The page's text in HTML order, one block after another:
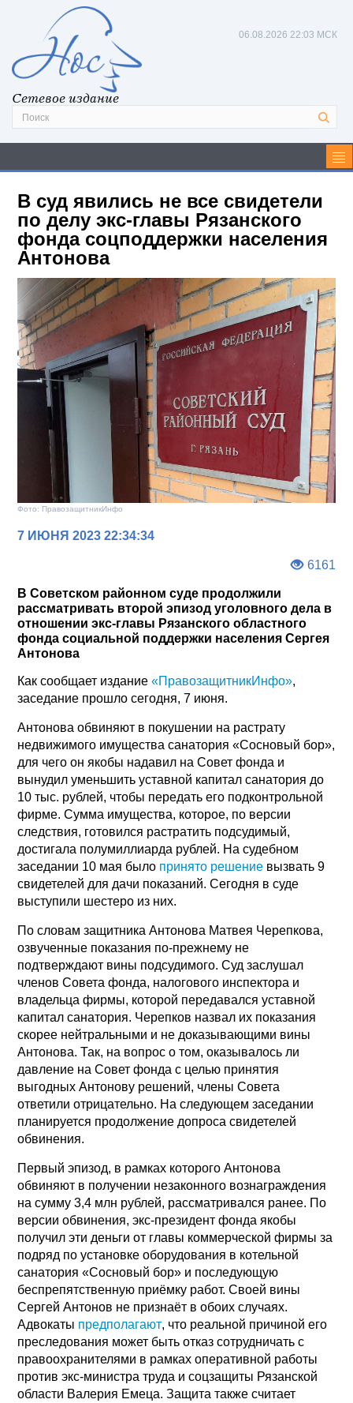
Сетевое издание
06.08.2026 22:04 МСК
В суд явились не все свидетели
по делу экс-главы Рязанского
фонда соцподдержки населения
Антонова
Фото: ПравозащитникИнфо
7 ИЮНЯ 2023 22:34:34
6161
В Советском районном суде продолжили
рассматривать второй эпизод уголовного дела в
отношении экс-главы Рязанского областного
фонда социальной поддержки населения Сергея
Антонова
Как сообщает издание«ПравозащитникИнфо»,
заседание прошло сегодня, 7 июня.
Антонова обвиняют в покушении на растрату
недвижимого имущества санатория «Сосновый бор»,
для чего он якобы надавил на Совет фонда и
вынудил уменьшить уставной капитал санатория до
10 тыс. рублей, чтобы передать его подконтрольной
фирме. Сумма имущества, которое, по версии
следствия, готовился растратить подсудимый,
достигала полумиллиарда рублей. На судебном
заседании 10 мая было принято решение вызвать 9
свидетелей для дачи показаний. Сегодня в суде
выступили шестеро из них.
По словам защитника Антонова Матвея Черепкова,
озвученные показания по-прежнему не
подтверждают вины подсудимого. Суд заслушал
членов Совета фонда, налогового инспектора и
владельца фирмы, которой передавался уставной
капитал санатория. Черепков назвал их показания
скорее нейтральными и не доказывающими вины
Антонова. Так, на вопрос о том, оказывалось ли
давление на Совет фонда с целью принятия
выгодных Антонову решений, члены Совета
ответили отрицательно. На следующем заседании
планируется продолжение допроса свидетелей
обвинения.
Первый эпизод, в рамках которого Антонова
обвиняют в получении незаконного вознаграждения
на сумму 3,4 млн рублей, рассматривался ранее. По
версии обвинения, экс-президент фонда якобы
получил эти деньги от главы коммерческой фирмы за
подряд по установке оборудования в котельной
санатория «Сосновый бор» и последующую
беспрепятственную приёмку работ. Своей вины
Сергей Антонов не признаёт в обоих случаях.
Адвокаты предполагают, что реальной причиной его
преследования может быть отказ сотрудничать с
правоохранителями в рамках оперативной работы
против экс-министра труда и соцзащиты Рязанской
области Валерия Емеца. Защита также считает